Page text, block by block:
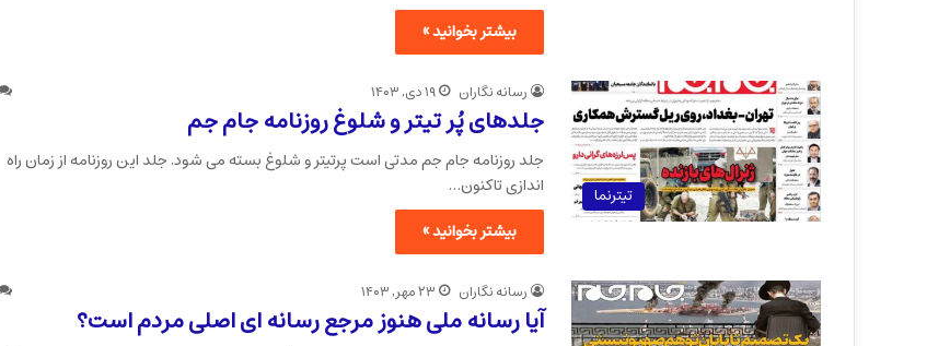
بیشتر بخوانید »
تیترنما
رسانه نگاران ۱۹ دی, ۱۴۰۳
جلدهای پُر تیتر و شلوغ روزنامه جام جم
جلد روزنامه جام جم مدتی است پرتیتر و شلوغ بسته می شود. جلد این روزنامه از زمان راه
اندازی تاکنون…
بیشتر بخوانید »
رسانه نگاران ۲۳ مهر, ۱۴۰۳
آیا رسانه ملی هنوز مرجع رسانه ای اصلی مردم است؟